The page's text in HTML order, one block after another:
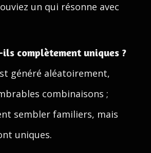
un qui résonne avec
ils complètement uniques ?
généré aléatoirement,
combinaisons ;
sembler familiers, mais
uniques.